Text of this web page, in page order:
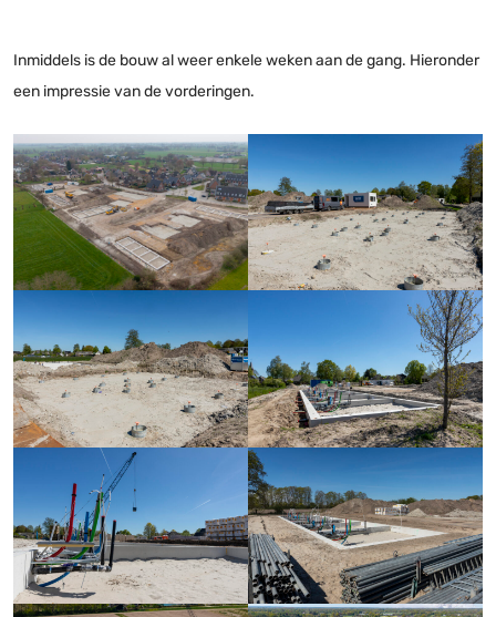
Inmiddels is de bouw al weer enkele weken aan de gang. Hieronder
een impressie van de vorderingen.